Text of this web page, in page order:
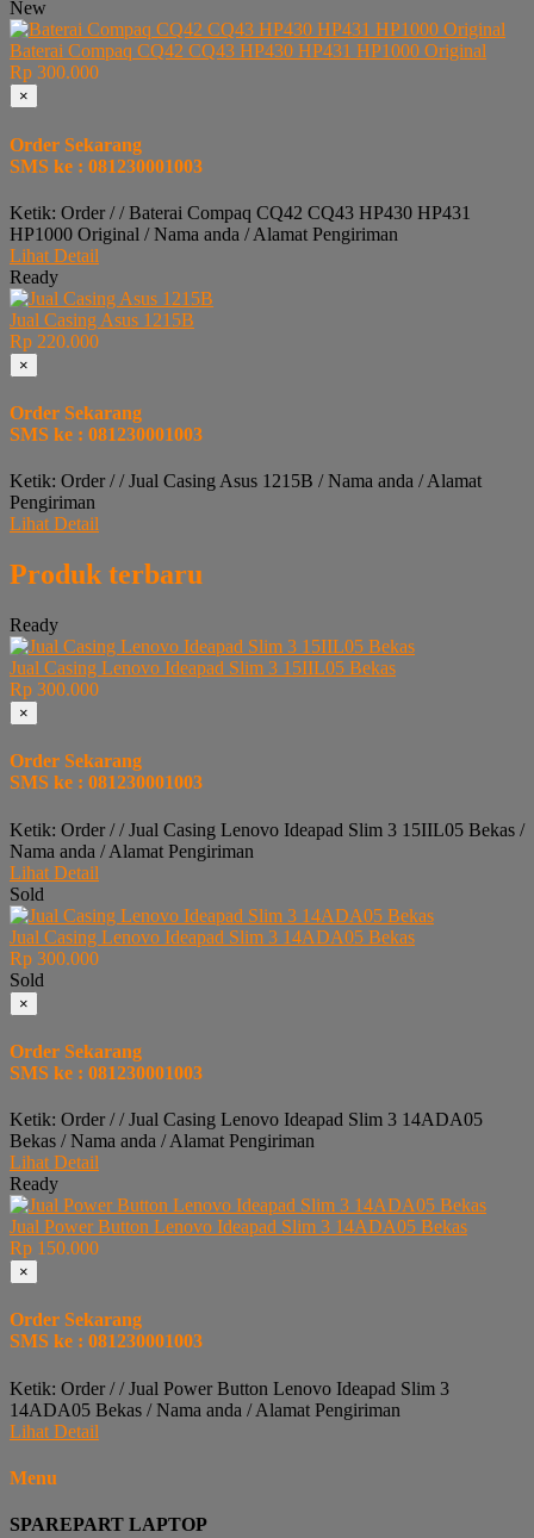
New
Baterai Compaq CQ42 CQ43 HP430 HP431 HP1000 Original
Rp 300.000
×
Order Sekarang
SMS ke : 081230001003
Ketik: Order / / Baterai Compaq CQ42 CQ43 HP430 HP431
HP1000 Original / Nama anda / Alamat Pengiriman
Lihat Detail
Ready
Jual Casing Asus 1215B
Rp 220.000
×
Order Sekarang
SMS ke : 081230001003
Ketik: Order / / Jual Casing Asus 1215B / Nama anda / Alamat
Pengiriman
Lihat Detail
Produk terbaru
Ready
Jual Casing Lenovo Ideapad Slim 3 15IIL05 Bekas
Rp 300.000
×
Order Sekarang
SMS ke : 081230001003
Ketik: Order / / Jual Casing Lenovo Ideapad Slim 3 15IIL05 Bekas /
Nama anda / Alamat Pengiriman
Lihat Detail
Sold
Jual Casing Lenovo Ideapad Slim 3 14ADA05 Bekas
Rp 300.000
Sold
×
Order Sekarang
SMS ke : 081230001003
Ketik: Order / / Jual Casing Lenovo Ideapad Slim 3 14ADA05
Bekas / Nama anda / Alamat Pengiriman
Lihat Detail
Ready
Jual Power Button Lenovo Ideapad Slim 3 14ADA05 Bekas
Rp 150.000
×
Order Sekarang
SMS ke : 081230001003
Ketik: Order / / Jual Power Button Lenovo Ideapad Slim 3
14ADA05 Bekas / Nama anda / Alamat Pengiriman
Lihat Detail
Menu
SPAREPART LAPTOP